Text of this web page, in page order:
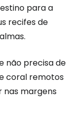
para a
recifes de
não precisa de
coral remotos
nas margens